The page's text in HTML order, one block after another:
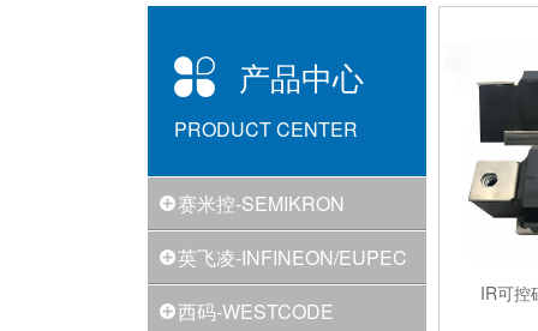
产品中心
PRODUCT CENTER
赛米控-SEMIKRON
英飞凌-INFINEON/EUPEC
西码-WESTCODE
IR可控